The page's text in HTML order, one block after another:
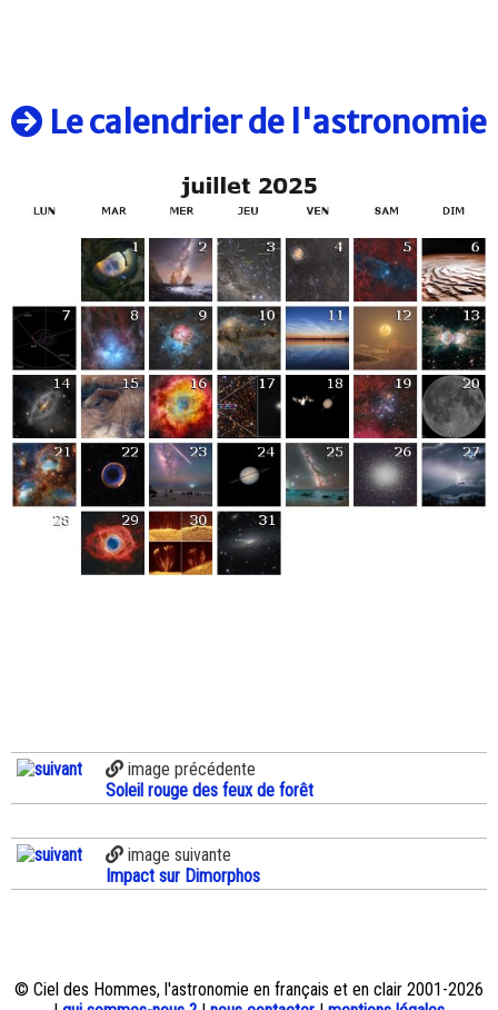
Le calendrier de l'astronomie
image précédente
Soleil rouge des feux de forêt
image suivante
Impact sur Dimorphos
© Ciel des Hommes, l'astronomie en français et en clair 2001-2026